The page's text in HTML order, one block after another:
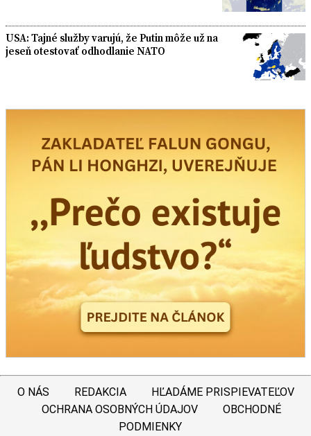
USA: Tajné služby varujú, že Putin môže už na
jeseň otestovať odhodlanie NATO
O NÁS REDAKCIA
HĽADÁME PRISPIEVATEĽOV
OCHRANA OSOBNÝCH ÚDAJOV
OBCHODNÉ
PODMIENKY